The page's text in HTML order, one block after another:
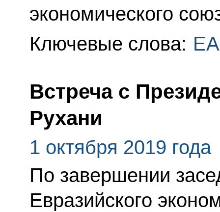
экономического
Ключевые слова:
Встреча с
Рухани
1 октября 2019 года
По завершении
Евразийского